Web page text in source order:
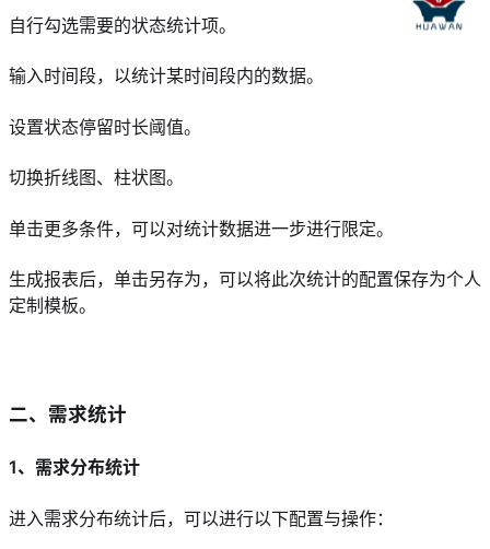
自行勾选需要的状态统计项。
输入时间段，以统计某时间段内的数据。
设置状态停留时长阈值。
切换折线图、柱状图。
单击更多条件，可以对统计数据进一步进行限定。
生成报表后，单击另存为，可以将此次统计的配置保存为个人
定制模板。
二、需求统计
1、需求分布统计
进入需求分布统计后，可以进行以下配置与操作：